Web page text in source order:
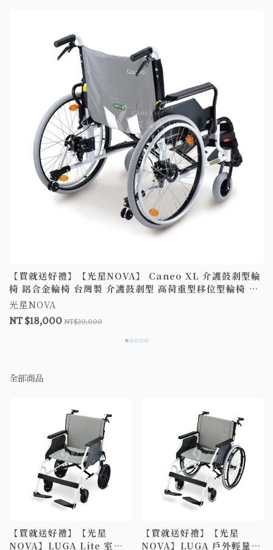
【買就送好禮】【光星NOVA】 Caneo XL 介護鼓剎型輪
椅 鋁合金輪椅 台灣製 介護鼓剎型 高荷重型移位型輪椅 調
整移位型 手動輪椅 扶手可掀 補助A款+附加A款
光星NOVA
NT $18,000 NT$20,000
全部商品
【買就送好禮】【光星
NOVA】LUGA Lite 室內
【買就送好禮】【光星
NOVA】LUGA 戶外輕量型